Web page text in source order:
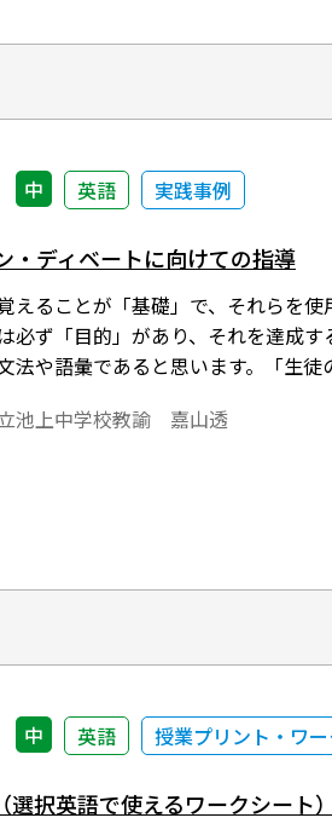
中 英語 実践事例
・ディベートに向けての指導
えることが「基礎」で、それらを
必ず「目的」があり、それを達成
法や語彙であると思います。「生
する」ことに慣れ、最終的に自己表
池上中学校教諭 嘉山透
中 英語 授業プリント・ワ
択英語で使えるワークシート）